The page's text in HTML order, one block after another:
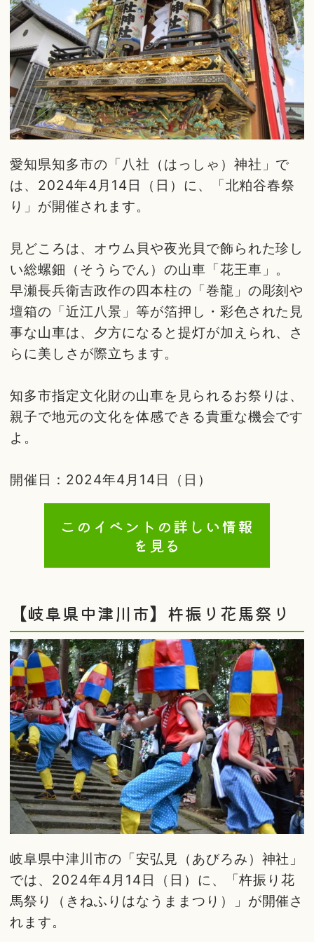
愛知県知多市の「八社（はっしゃ）神社」で
は、2024年4月14日（日）に、「北粕谷春祭
り」が開催されます。
見どころは、オウム貝や夜光貝で飾られた珍し
い総螺鈿（そうらでん）の山車「花王車」。
早瀬長兵衛吉政作の四本柱の「巻龍」の彫刻や
壇箱の「近江八景」等が箔押し・彩色された見
事な山車は、夕方になると提灯が加えられ、さ
らに美しさが際立ちます。
知多市指定文化財の山車を見られるお祭りは、
親子で地元の文化を体感できる貴重な機会です
よ。
開催日：2024年4月14日（日）
このイベントの詳しい情報
を見る
【岐阜県中津川市】杵振り花馬祭り
岐阜県中津川市の「安弘見（あびろみ）神社」
では、2024年4月14日（日）に、「杵振り花
馬祭り（きねふりはなうままつり）」が開催さ
れます。